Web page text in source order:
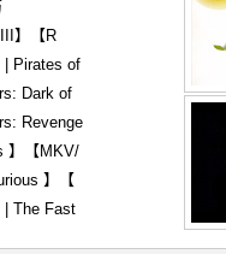
】【R
| Pirates of
Dark of
Revenge
】【MKV/
】【
| The Fast